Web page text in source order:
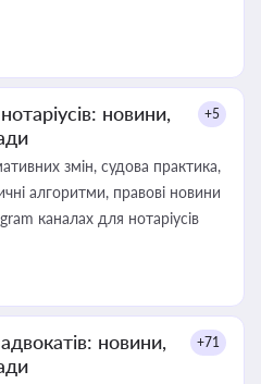
новини,
+5
змін, судова практика,
алгоритми, правові новини
каналах для нотаріусів
новини,
+71